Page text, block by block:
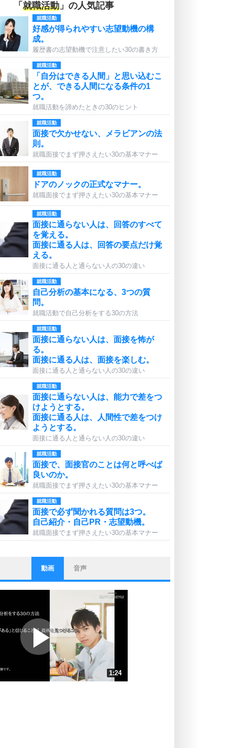
「 就職活動 」の人気記事
就職活動
好感が得られやすい志望動機の構
成。
履歴書の志望動機で注意したい30の書き方
就職活動
「自分はできる人間」と思い込むこ
とが、できる人間になる条件の1
つ。
就職活動を諦めたときの30のヒント
就職活動
面接で欠かせない、メラビアンの法
則。
就職面接でまず押さえたい30の基本マナー
就職活動
ドアのノックの正式なマナー。
就職面接でまず押さえたい30の基本マナー
就職活動
面接に通らない人は、回答のすべて
を覚える。
面接に通る人は、回答の要点だけ覚
える。
面接に通る人と通らない人の30の違い
就職活動
自己分析の基本になる、3つの質
問。
就職活動で自己分析をする30の方法
就職活動
面接に通らない人は、面接を怖が
る。
面接に通る人は、面接を楽しむ。
面接に通る人と通らない人の30の違い
就職活動
面接に通らない人は、能力で差をつ
けようとする。
面接に通る人は、人間性で差をつけ
ようとする。
面接に通る人と通らない人の30の違い
就職活動
面接で、面接官のことは何と呼べば
良いのか。
就職面接でまず押さえたい30の基本マナー
就職活動
面接で必ず聞かれる質問は3つ。
自己紹介・自己PR・志望動機。
就職面接でまず押さえたい30の基本マナー
ストレス対策
他人と比べない。
いっそのこと、他人を見ない。
いらいらしない人になる30の方法
プラス思考
ポジティブになれない原因は、行動
しないから。
ポジティブ思考になる30の方法
ストレス対策
人生、なんとかなるもの。
動画 音声
1:24